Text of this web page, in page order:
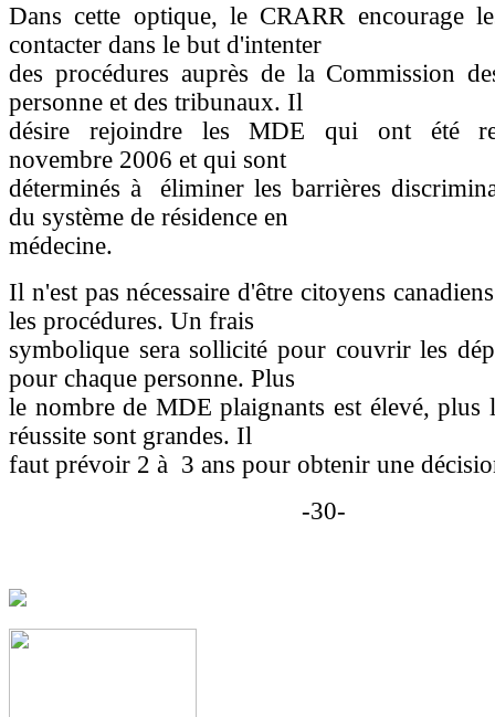
Dans cette optique, le CRARR encourage
contacter dans le but d'intenter
des procédures auprès de la Commission
personne et des tribunaux. Il
désire rejoindre les MDE qui ont été
novembre 2006 et qui sont
déterminés à éliminer les barrières
du système de résidence en
médecine.
Il n'est pas nécessaire d'être citoyens
les procédures. Un frais
symbolique sera sollicité pour couvrir les
pour chaque personne. Plus
le nombre de MDE plaignants est élevé, plus
réussite sont grandes. Il
faut prévoir 2 à 3 ans pour obtenir une
-30-